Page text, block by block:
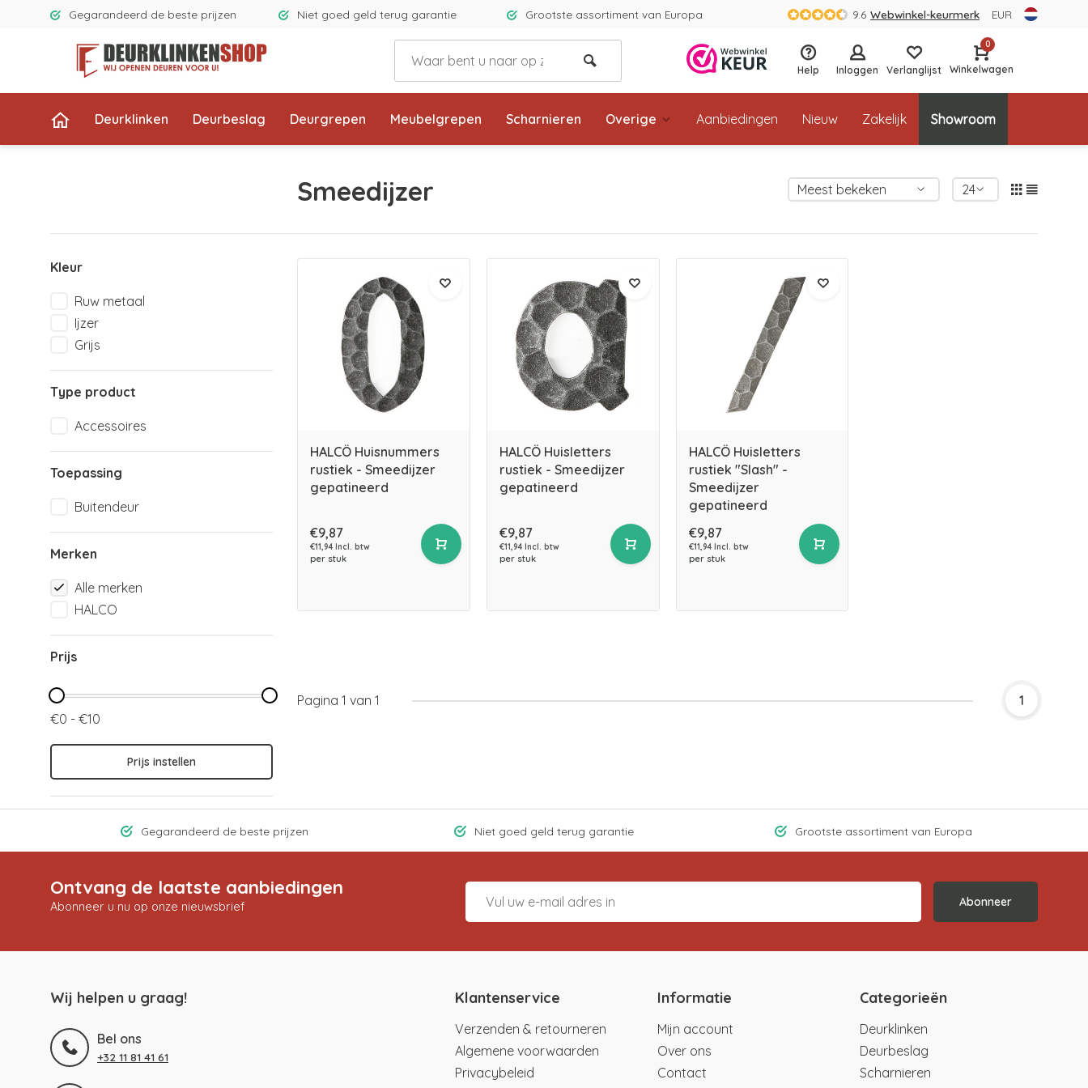
Gegarandeerd de beste prijzen Niet goed geld terug garantie Grootste assortiment van Europa 9.6 Webwinkel-keurmerk EUR
Help Inloggen Verlanglijst
0
Winkelwagen
Deurklinken Deurbeslag Deurgrepen Meubelgrepen Scharnieren Overige Aanbiedingen Nieuw Zakelijk Showroom
Smeedijzer
Kleur
Ruw metaal
Ijzer
Grijs
Type product
Accessoires
Toepassing
Buitendeur
Merken
Alle merken
HALCO
Prijs
€0 - €10
Prijs instellen
HALCÖ Huisnummers
rustiek - Smeedijzer
gepatineerd
€9,87
€11,94 Incl. btw
per stuk
HALCÖ Huisletters
rustiek - Smeedijzer
gepatineerd
€9,87
€11,94 Incl. btw
per stuk
HALCÖ Huisletters
rustiek "Slash" -
Smeedijzer
gepatineerd
€9,87
€11,94 Incl. btw
per stuk
Pagina 1 van 1 1
Gegarandeerd de beste prijzen Niet goed geld terug garantie Grootste assortiment van Europa
Ontvang de laatste aanbiedingen
Abonneer u nu op onze nieuwsbrief Abonneer
Wij helpen u graag!
Bel ons
+32 11 81 41 61
Klantenservice
Verzenden & retourneren
Algemene voorwaarden
Privacybeleid
Informatie
Mijn account
Over ons
Contact
Categorieën
Deurklinken
Deurbeslag
Scharnieren